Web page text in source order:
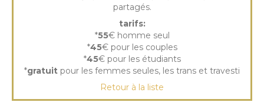
partagés.
tarifs:
*55€ homme seul
*45€ pour les couples
*45€ pour les étudiants
*gratuit pour les femmes seules, les trans et travesti
Retour à la liste